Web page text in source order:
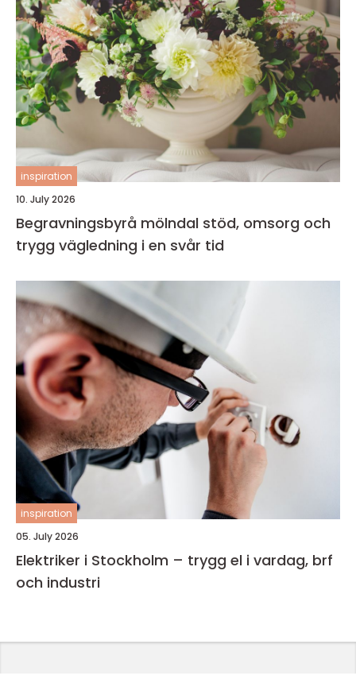
inspiration
10. July 2026
Begravningsbyrå mölndal stöd, omsorg och
trygg vägledning i en svår tid
inspiration
05. July 2026
Elektriker i Stockholm – trygg el i vardag, brf
och industri